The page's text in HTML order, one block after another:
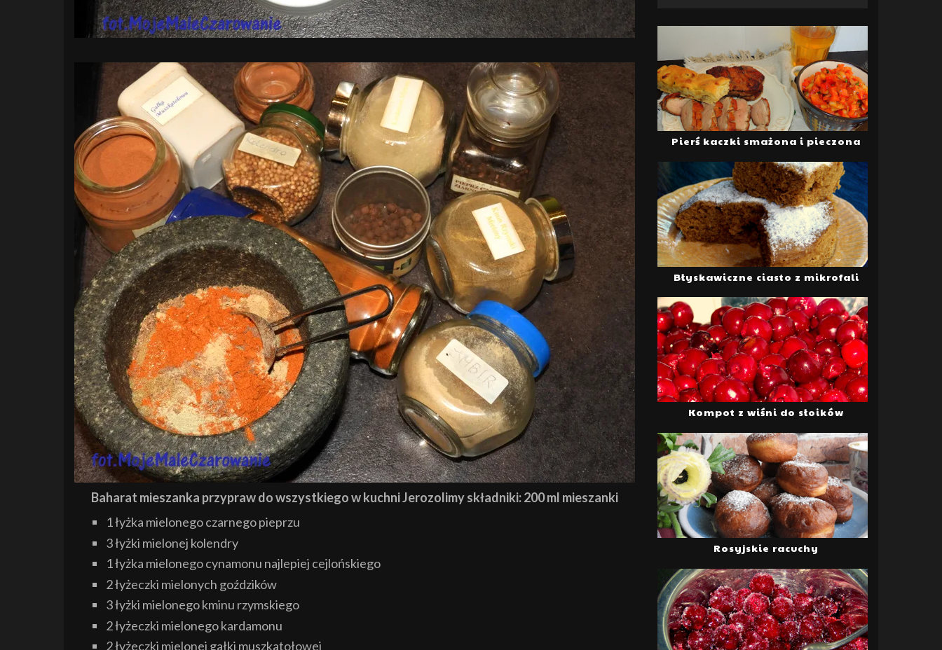
Baharat mieszanka przypraw do wszystkiego w kuchni Jerozolimy składniki: 200 ml mieszanki
1 łyżka mielonego czarnego pieprzu
3 łyżki mielonej kolendry
1 łyżka mielonego cynamonu najlepiej cejlońskiego
2 łyżeczki mielonych goździków
3 łyżki mielonego kminu rzymskiego
2 łyżeczki mielonego kardamonu
2 łyżeczki mielonej gałki muszkatołowej
Pierś kaczki smażona i pieczona
Błyskawiczne ciasto z mikrofali
Kompot z wiśni do słoików
Rosyjskie racuchy